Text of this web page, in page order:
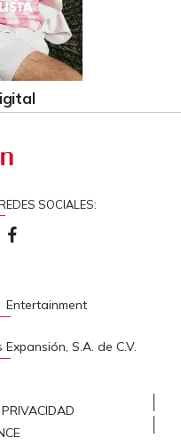
SOCIALES:
quiencom
Entertainment
S.A. de C.V.